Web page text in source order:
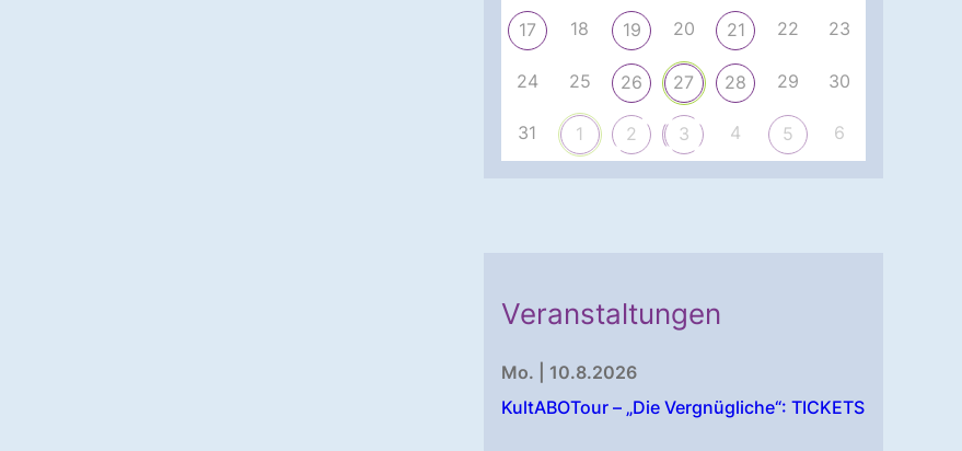
17 18 19 20 21 22 23
24 25 26 27 28 29 30
31 1 2 3 4 5 6
Veranstaltungen
Mo. | 10.8.2026
KultABOTour – „Die Vergnügliche“: TICKETS